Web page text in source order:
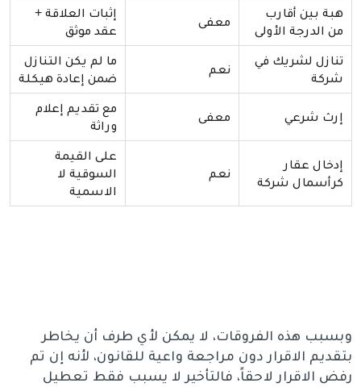
هبة بين أقارب
من الدرجة الأولى
معفى
إثبات العلاقة +
عقد موثق
تنازل لشريك في
شركة
نعم
ما لم يكن التنازل
ضمن إعادة هيكلة
إرث شرعي معفى
مع تقديم إعلام
وراثة
إدخال عقار
كرأسمال شركة
نعم
على القيمة
السوقية لا
الاسمية
وبسبب هذه الفروقات، لا يمكن لأي طرف أن يخاطر
بتقديم الاقرار دون مراجعة واعية للقانون، لأنه إن تم
رفض الاقرار لاحقاً، فالتأخير لا يسبب فقط تعطيل